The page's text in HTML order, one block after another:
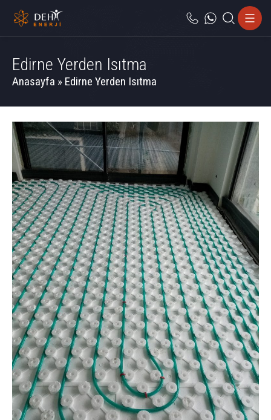
Edirne Yerden Isıtma
Anasayfa » Edirne Yerden Isıtma